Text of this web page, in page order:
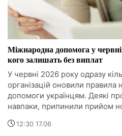
Міжнародна допомога у
кого залишать без виплат
У червні 2026 року одразу
організацій оновили правила
допомоги українцям. Деякі
навпаки, припинили прийом
12:30 17.06